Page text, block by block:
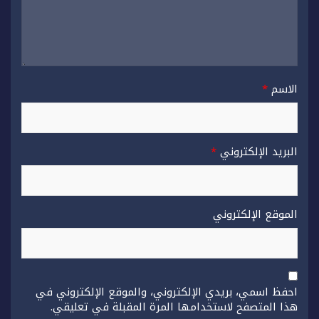
الاسم*
البريد الإلكتروني*
الموقع الإلكتروني
احفظ اسمي، بريدي الإلكتروني، والموقع الإلكتروني في
هذا المتصفح لاستخدامها المرة المقبلة في تعليقي.